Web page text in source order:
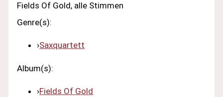
Fields Of Gold, alle Stimmen
Genre(s):
›Saxquartett
Album(s):
›Fields Of Gold